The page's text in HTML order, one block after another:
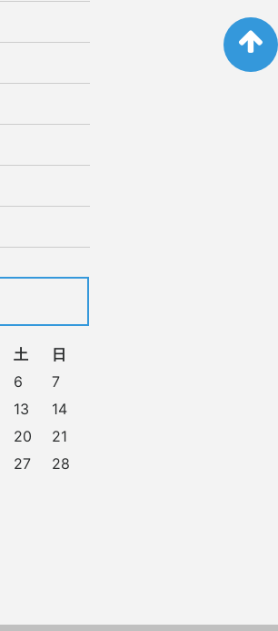
土
日
6
7
13
14
20
21
27
28